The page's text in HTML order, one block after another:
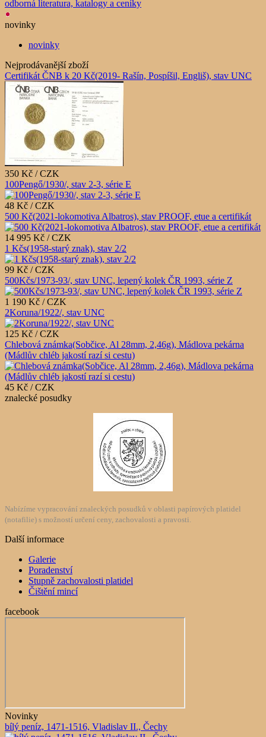
odborná literatura, katalogy a ceníky
novinky
novinky
Nejprodávanější zboží
Certifikát ČNB k 20 Kč(2019- Rašín, Pospíšil, Engliš), stav UNC
350 Kč / CZK
100Pengő/1930/, stav 2-3, série E
48 Kč / CZK
500 Kč(2021-lokomotiva Albatros), stav PROOF, etue a certifikát
14 995 Kč / CZK
1 Kčs(1958-starý znak), stav 2/2
99 Kč / CZK
500Kčs/1973-93/, stav UNC, lepený kolek ČR 1993, série Z
1 190 Kč / CZK
2Koruna/1922/, stav UNC
125 Kč / CZK
Chlebová známka(Sobčice, Al 28mm, 2,46g), Mádlova pekárna
(Mádlův chléb jakostí razí si cestu)
45 Kč / CZK
znalecké posudky
Nabízíme vypracování znaleckých posudků v oblasti papírových platidel
(notafilie) s možností určení ceny, zachovalosti a pravosti.
Další informace
Galerie
Poradenství
Stupně zachovalosti platidel
Čištění mincí
facebook
Novinky
bílý peníz, 1471-1516, Vladislav II., Čechy